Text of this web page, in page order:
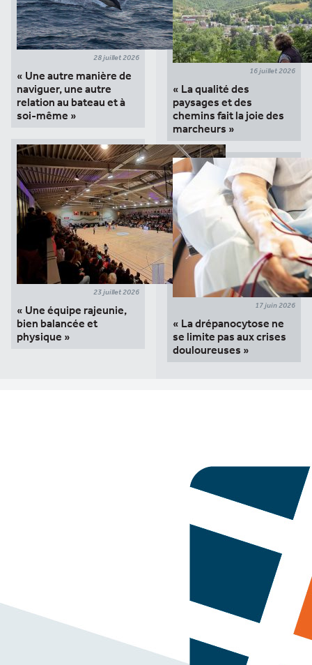
28 juillet 2026
« Une autre manière de
naviguer, une autre
relation au bateau et à
soi-même »
23 juillet 2026
« Une équipe rajeunie,
bien balancée et
physique »
16 juillet 2026
« La qualité des
paysages et des
chemins fait la joie des
marcheurs »
17 juin 2026
« La drépanocytose ne
se limite pas aux crises
douloureuses »